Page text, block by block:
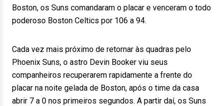
Boston, os Suns comandaram o placar e venceram o todo
poderoso Boston Celtics por 106 a 94.
Cada vez mais próximo de retornar às quadras pelo
Phoenix Suns, o astro Devin Booker viu seus
companheiros recuperarem rapidamente a frente do
placar na noite gelada de Boston, após o time da casa
abrir 7 a 0 nos primeiros segundos. A partir daí, os Suns